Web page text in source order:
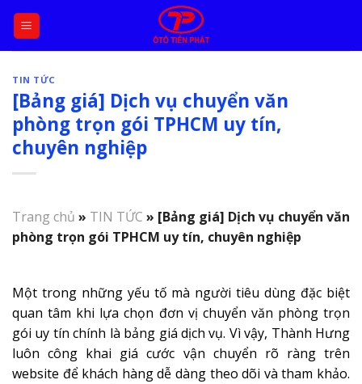
Skip
content
TIN TỨC
[Bảng giá] Dịch vụ chuyển văn
phòng trọn gói TPHCM uy tín,
chuyên nghiệp
Trang chủ » TIN TỨC » [Bảng giá] Dịch vụ chuyển văn
phòng trọn gói TPHCM uy tín, chuyên nghiệp
Một trong những yếu tố mà người tiêu dùng đặc biệt
quan tâm khi lựa chọn đơn vị chuyển văn phòng trọn
gói uy tín chính là bảng giá dịch vụ. Vì vậy, Thành Hưng
luôn công khai giá cước vận chuyển rõ ràng trên
website để khách hàng dễ dàng theo dõi và tham khảo.